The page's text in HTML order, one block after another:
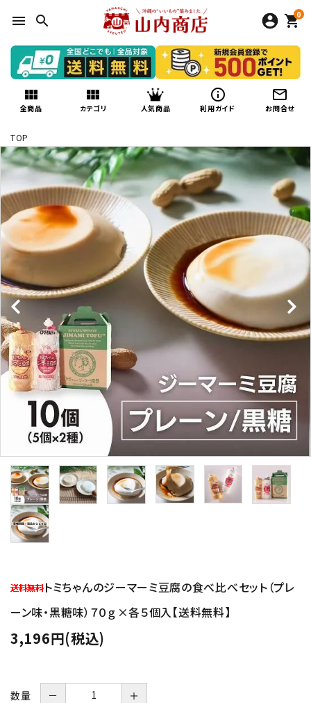
menu search 0
shopping_cart
view_module
全商品
view_module
カテゴリ 人気商品
info_outline
利用ガイド
mail_outline
お問合せ
TOP
トミちゃんのジーマーミ豆腐の食べ比べセット（プレ
ーン味・黒糖味）７０ｇ×各５個入【送料無料】
3,196円(税込)
数量 － ＋